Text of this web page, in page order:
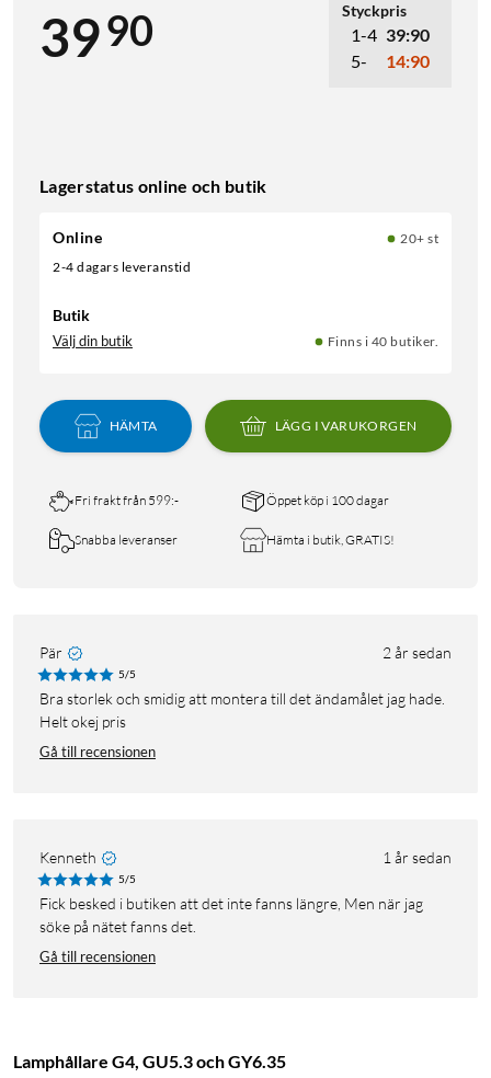
3990 Styckpris
1-4 39:90
5-
14:90
Lagerstatus online och butik
Online
20+ st
2-4 dagars leveranstid
Butik
Välj din butik Finns i 40 butiker.
HÄMTA LÄGG I VARUKORGEN
Fri frakt från 599:- Öppet köp i 100 dagar
Snabba leveranser Hämta i butik, GRATIS!
Pär 2 år sedan
5/5
Bra storlek och smidig att montera till det ändamålet jag hade.
Helt okej pris
Gå till recensionen
Kenneth 1 år sedan
5/5
Fick besked i butiken att det inte fanns längre, Men när jag
söke på nätet fanns det.
Gå till recensionen
Lamphållare G4, GU5.3 och GY6.35